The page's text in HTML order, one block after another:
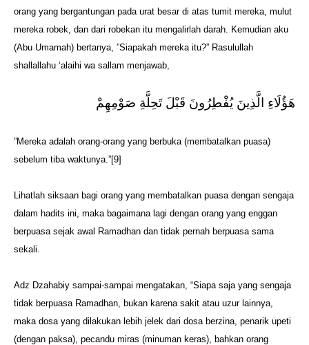
orang yang bergantungan pada urat besar di atas tumit mereka, mulut
mereka robek, dan dari robekan itu mengalirlah darah. Kemudian aku
(Abu Umamah) bertanya, ”Siapakah mereka itu?” Rasulullah
shallallahu ‘alaihi wa sallam menjawab,
هَؤُلَاءِ الَّذِينَ يُفْطِرُونَ قَبْلَ تَحِلَّةِ صَوْمِهِمْ
”Mereka adalah orang-orang yang berbuka (membatalkan puasa)
sebelum tiba waktunya.”[9]
Lihatlah siksaan bagi orang yang membatalkan puasa dengan sengaja
dalam hadits ini, maka bagaimana lagi dengan orang yang enggan
berpuasa sejak awal Ramadhan dan tidak pernah berpuasa sama
sekali.
Adz Dzahabiy sampai-sampai mengatakan, “Siapa saja yang sengaja
tidak berpuasa Ramadhan, bukan karena sakit atau uzur lainnya,
maka dosa yang dilakukan lebih jelek dari dosa berzina, penarik upeti
(dengan paksa), pecandu miras (minuman keras), bahkan orang